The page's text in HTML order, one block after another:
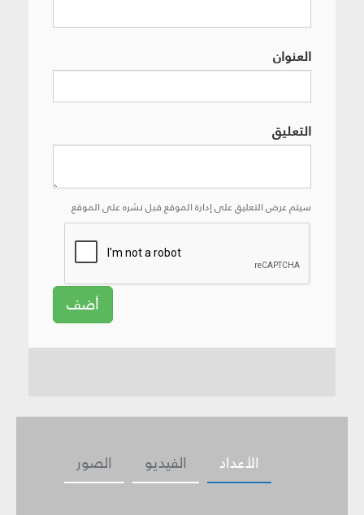
العنوان
التعليق
سيتم عرض التعليق على إدارة الموقع قبل نشره على الموقع
أضف
الصور الفيديو الأعداد